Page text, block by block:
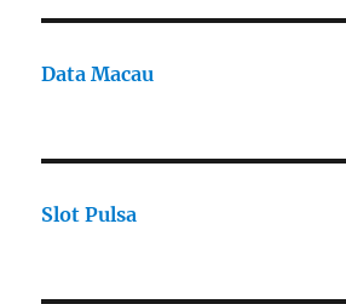
Data Macau
Slot Pulsa